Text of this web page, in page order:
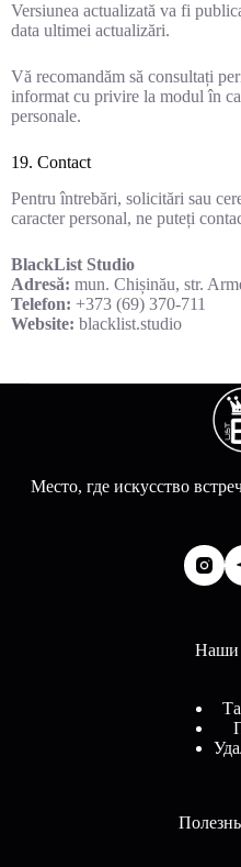
Versiunea actualizată va fi
data ultimei actualizări.
Vă recomandăm să consultați
informat cu privire la modul în
personale.
19. Contact
Pentru întrebări, solicitări sau
caracter personal, ne puteți
BlackList Studio
Adresă: mun. Chișinău, str.
Telefon: +373 (69) 370-711
Website: blacklist.studio
Место, где искусство
Наши